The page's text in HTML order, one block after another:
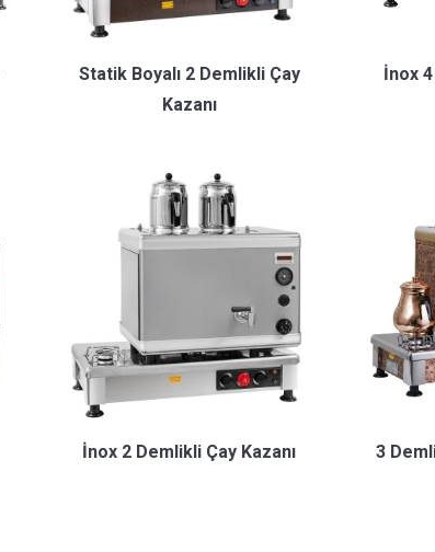
Statik Boyalı 2 Demlikli Çay
Kazanı
İnox
İnox 2 Demlikli Çay Kazanı 3